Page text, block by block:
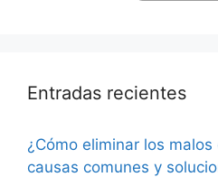
Entradas recientes
¿Cómo eliminar los
causas comunes y